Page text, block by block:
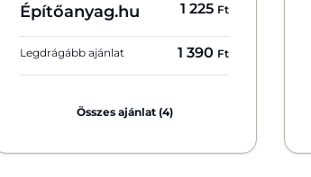
Építőanyag.hu 1 225 Ft
Legdrágább ajánlat 1 390 Ft
Összes ajánlat (4)